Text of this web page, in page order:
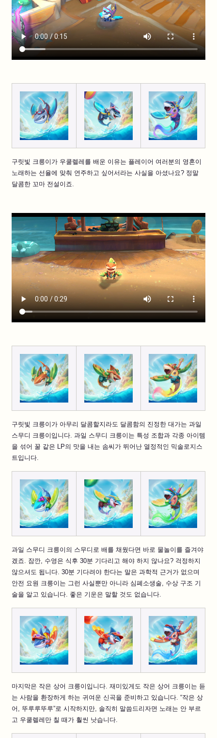
구릿빛 크릉이가 우쿨렐레를 배운 이유는 플레이어 여러분의 영혼이
노래하는 선율에 맞춰 연주하고 싶어서라는 사실을 아셨나요? 정말
달콤한 꼬마 전설이죠.
구릿빛 크릉이가 아무리 달콤할지라도 달콤함의 진정한 대가는 과일
스무디 크릉이입니다. 과일 스무디 크릉이는 특성 조합과 각종 아이템
을 섞어 꿀 같은 LP의 맛을 내는 솜씨가 뛰어난 열정적인 믹솔로지스
트입니다.
과일 스무디 크릉이의 스무디로 배를 채웠다면 바로 물놀이를 즐겨야
겠죠. 잠깐, 수영은 식후 30분 기다리고 해야 하지 않나요? 걱정하지
않으셔도 됩니다. 30분 기다려야 한다는 말은 과학적 근거가 없으며
안전 요원 크릉이는 그런 사실뿐만 아니라 심폐소생술, 수상 구조 기
술을 알고 있습니다. 좋은 기운은 말할 것도 없습니다.
마지막은 작은 상어 크릉이입니다. 재미있게도 작은 상어 크릉이는 듣
는 사람을 환장하게 하는 귀여운 신곡을 준비하고 있습니다. “작은 상
어, 뚜루루뚜루”로 시작하지만, 솔직히 말씀드리자면 노래는 안 부르
고 우쿨렐레만 칠 때가 훨씬 낫습니다.